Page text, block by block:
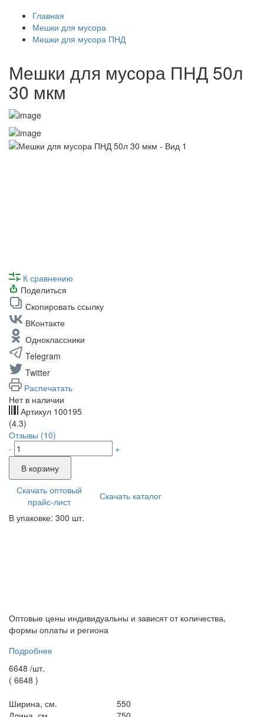
Главная
Мешки для мусора
Мешки для мусора ПНД
Мешки для мусора ПНД 50л
30 мкм
К сравнению
Поделиться
Скопировать ссылку
ВКонтакте
Одноклассники
Telegram
Twitter
Распечатать
Нет в наличии
Артикул 100195
(4.3)
Отзывы (10)
-
+
В корзину
Скачать оптовый
прайс-лист
Скачать каталог
В упаковке: 300 шт.
Оптовые цены индивидуальны и зависят от количества,
формы оплаты и региона
Подробнее
6648 /шт.
( 6648 )
Ширина, см.
550